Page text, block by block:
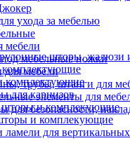
ухода за мебелью
мебели
мебельные ножки
мебели
трубы, штанги для
элементы для
для безопасности,
шторы, жалюзи
комплектующие
для карнизов
и комплекующие
и комплекующие
ламели для